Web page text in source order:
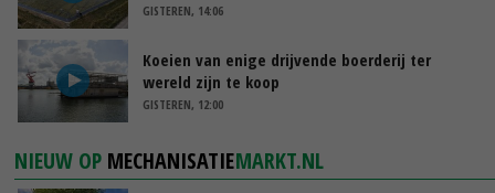
GISTEREN, 14:06
Koeien van enige drijvende boerderij ter
wereld zijn te koop
GISTEREN, 12:00
NIEUW OP MECHANISATIEMARKT.NL